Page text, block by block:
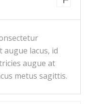
augue lacus, id
augue at
metus sagittis.